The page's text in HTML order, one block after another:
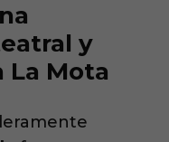
y
La Mota